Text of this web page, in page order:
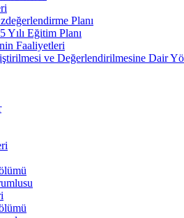
Planı
Yılı Eğitim Planı
Faaliyetleri
ve Değerlendirilmesine Dair